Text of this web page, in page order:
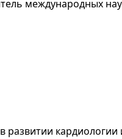
международных
развитии кардиологии